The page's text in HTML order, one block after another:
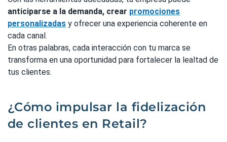
anticiparse a la demanda, crear promociones
personalizadas y ofrecer una experiencia coherente en
cada canal.
En otras palabras, cada interacción con tu marca se
transforma en una oportunidad para fortalecer la lealtad de
tus clientes.
¿Cómo impulsar la fidelización
de clientes en Retail?